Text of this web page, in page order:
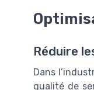
Réduire
Dans
qualité de